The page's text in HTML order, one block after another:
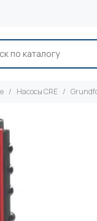
Насосы CRE